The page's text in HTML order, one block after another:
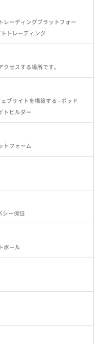
レーディングプラットフォー
トレーディング
セスする場所です。
ブサイトを構築する - ポッド
トビルダー
トフォーム
シー保証
ボール